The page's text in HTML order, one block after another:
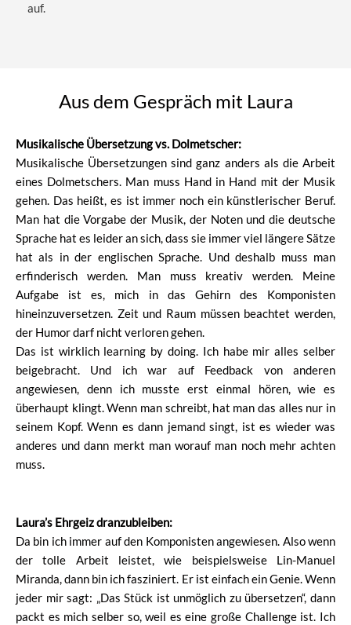
auf.
Aus dem Gespräch mit Laura
Musikalische Übersetzung vs. Dolmetscher:
Musikalische Übersetzungen sind ganz anders als die Arbeit
eines Dolmetschers. Man muss Hand in Hand mit der Musik
gehen. Das heißt, es ist immer noch ein künstlerischer Beruf.
Man hat die Vorgabe der Musik, der Noten und die deutsche
Sprache hat es leider an sich, dass sie immer viel längere Sätze
hat als in der englischen Sprache. Und deshalb muss man
erfinderisch werden. Man muss kreativ werden. Meine
Aufgabe ist es, mich in das Gehirn des Komponisten
hineinzuversetzen. Zeit und Raum müssen beachtet werden,
der Humor darf nicht verloren gehen.
Das ist wirklich learning by doing. Ich habe mir alles selber
beigebracht. Und ich war auf Feedback von anderen
angewiesen, denn ich musste erst einmal hören, wie es
überhaupt klingt. Wenn man schreibt, hat man das alles nur in
seinem Kopf. Wenn es dann jemand singt, ist es wieder was
anderes und dann merkt man worauf man noch mehr achten
muss.
Laura’s Ehrgeiz dranzubleiben:
Da bin ich immer auf den Komponisten angewiesen. Also wenn
der tolle Arbeit leistet, wie beispielsweise Lin-Manuel
Miranda, dann bin ich fasziniert. Er ist einfach ein Genie. Wenn
jeder mir sagt: „Das Stück ist unmöglich zu übersetzen“, dann
packt es mich selber so, weil es eine große Challenge ist. Ich